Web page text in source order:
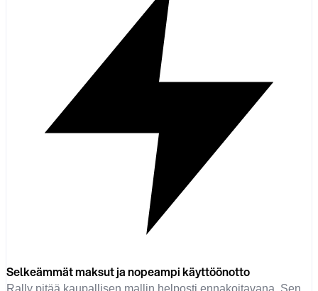
Selkeämmät maksut ja nopeampi käyttöönotto
Rally pitää kaupallisen mallin helposti ennakoitavana. Sen